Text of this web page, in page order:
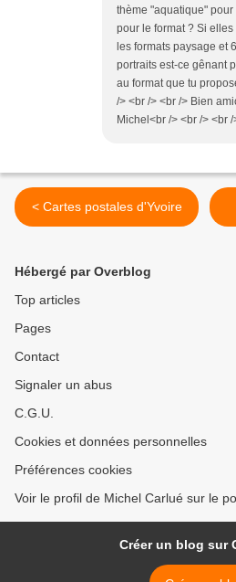
thème "aquatique"
pour le format ? Si
les formats paysage et
portraits est-ce gênant
au format que tu
/> <br /> <br /> Bien
Michel<br /> <br /> <br /
< Cartes postales d'Yvoire
Hébergé par Overblog
Top articles
Pages
Contact
Signaler un abus
C.G.U.
Cookies et données personnelles
Préférences cookies
Voir le profil de Michel Carlué sur le
Créer un blog sur